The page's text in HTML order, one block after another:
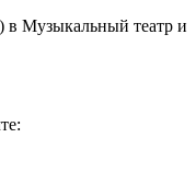
в Музыкальный театр и